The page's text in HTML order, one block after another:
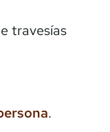
travesías
.